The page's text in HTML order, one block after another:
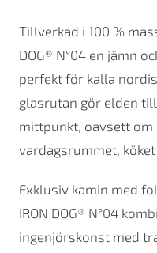
Tillverkad i 100 %
DOG® N°04 en jämn
perfekt för kalla
glasrutan gör elden
mittpunkt, oavsett om
vardagsrummet,
Exklusiv kamin med
IRON DOG® N°04
ingenjörskonst med